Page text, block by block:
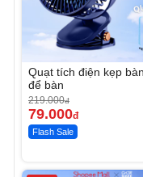
Quạt tích điện kẹp
để bàn
219.000đ
79.000đ
Flash Sale